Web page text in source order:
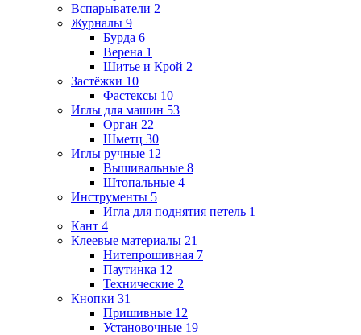
Вспарыватели 2
Журналы 9
Бурда 6
Верена 1
Шитье и Крой 2
Застёжки 10
Фастексы 10
Иглы для машин 53
Орган 22
Шметц 30
Иглы ручные 12
Вышивальные 8
Штопальные 4
Инструменты 5
Игла для поднятия петель 1
Кант 4
Клеевые материалы 21
Нитепрошивная 7
Паутинка 12
Технические 2
Кнопки 31
Пришивные 12
Установочные 19